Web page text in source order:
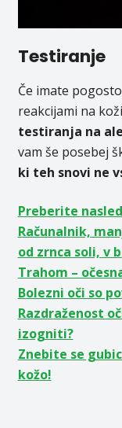
Testiranje
Če imate
reakcijami na
testiranja na
vam še posebej
ki teh snovi ne
Preberite
Računalnik,
od zrnca soli, v
Trahom –
Bolezni oči so
Razdraženost
izogniti?
Znebite se
kožo!